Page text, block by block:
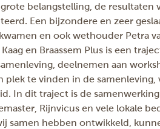
belangstelling, de resultaten
Een bijzondere en zeer
en ook wethouder Petra
en Braassem Plus is een
deelnemen aan
plek te vinden in de
In dit traject is de
Rijnvicus en vele lokale
samen hebben ontwikkeld,